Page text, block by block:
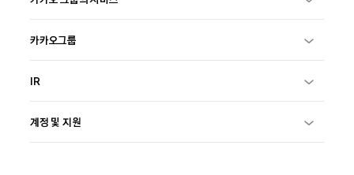
카카오그룹
IR
계정 및 지원